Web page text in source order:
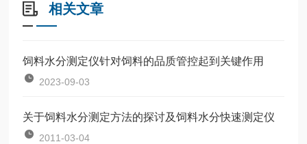
相关文章
饲料水分测定仪针对饲料的品质管控起到关键作用
2023-09-03
关于饲料水分测定方法的探讨及饲料水分快速测定仪
2011-03-04